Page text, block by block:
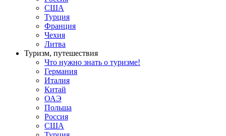
США
Турция
Франция
Чехия
Литва
Туризм, путешествия
Что нужно знать о туризме!
Германия
Италия
Китай
ОАЭ
Польша
Россия
США